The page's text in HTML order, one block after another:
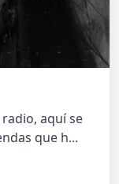
aquí se
que h...